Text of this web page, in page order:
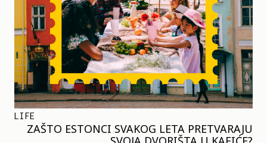
LIFE
ZAŠTO ESTONCI SVAKOG LETA PRETVARAJU